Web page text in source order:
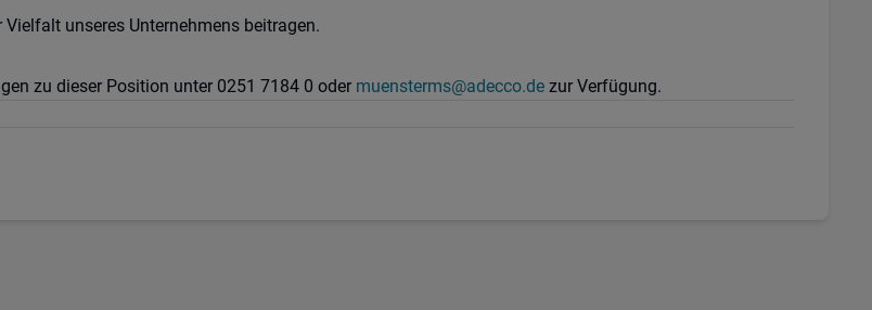
unseres Unternehmens beitragen.
zu dieser Position unter 0251 7184 0 oder muensterms@adecco.de zur Verfügung.